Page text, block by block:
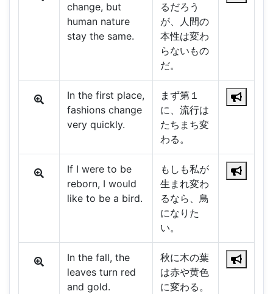
change, but
human nature
stay the same.
るだろう
が、人間の
本性は変わ
らないもの
だ。
In the first place,
fashions change
very quickly.
まず第１
に、流行は
たちまち変
わる。
If I were to be
reborn, I would
like to be a bird.
もしも私が
生まれ変わ
るなら、鳥
になりた
い。
In the fall, the
leaves turn red
and gold.
秋に木の葉
は赤や黄色
に変わる。